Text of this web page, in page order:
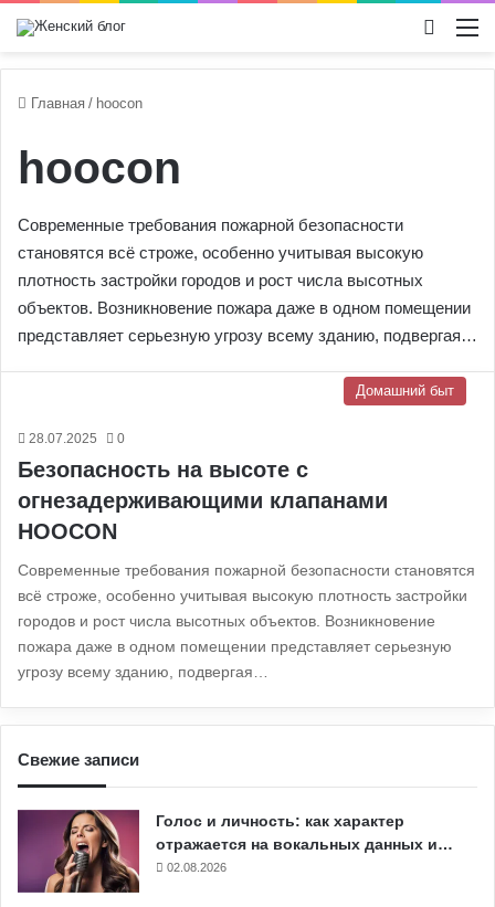
Главная / hoocon
hoocon
Современные требования пожарной безопасности
становятся всё строже, особенно учитывая высокую
плотность застройки городов и рост числа высотных
объектов. Возникновение пожара даже в одном помещении
представляет серьезную угрозу всему зданию, подвергая…
Домашний быт
28.07.2025 0
Безопасность на высоте с
огнезадерживающими клапанами
HOOCON
Современные требования пожарной безопасности становятся
всё строже, особенно учитывая высокую плотность застройки
городов и рост числа высотных объектов. Возникновение
пожара даже в одном помещении представляет серьезную
угрозу всему зданию, подвергая…
Свежие записи
Голос и личность: как характер
отражается на вокальных данных и…
02.08.2026